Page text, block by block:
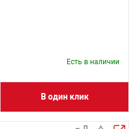
Есть в наличии
В один клик